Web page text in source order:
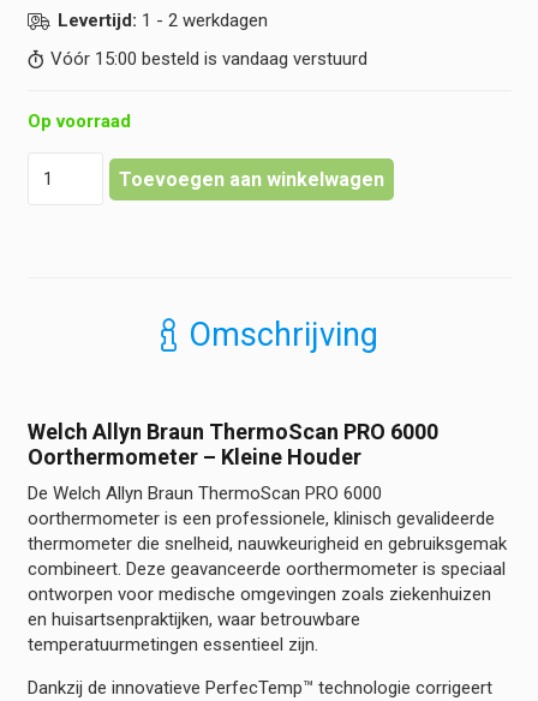
Levertijd: 1 - 2 werkdagen
Vóór 15:00 besteld is vandaag verstuurd
Op voorraad
Allyn
hoeveelheid
Toevoegen aan winkelwagen
Omschrijving
Welch Allyn Braun ThermoScan PRO 6000
Oorthermometer – Kleine Houder
De Welch Allyn Braun ThermoScan PRO 6000
oorthermometer is een professionele, klinisch gevalideerde
thermometer die snelheid, nauwkeurigheid en gebruiksgemak
combineert. Deze geavanceerde oorthermometer is speciaal
ontworpen voor medische omgevingen zoals ziekenhuizen
en huisartsenpraktijken, waar betrouwbare
temperatuurmetingen essentieel zijn.
Dankzij de innovatieve PerfecTemp™ technologie corrigeert